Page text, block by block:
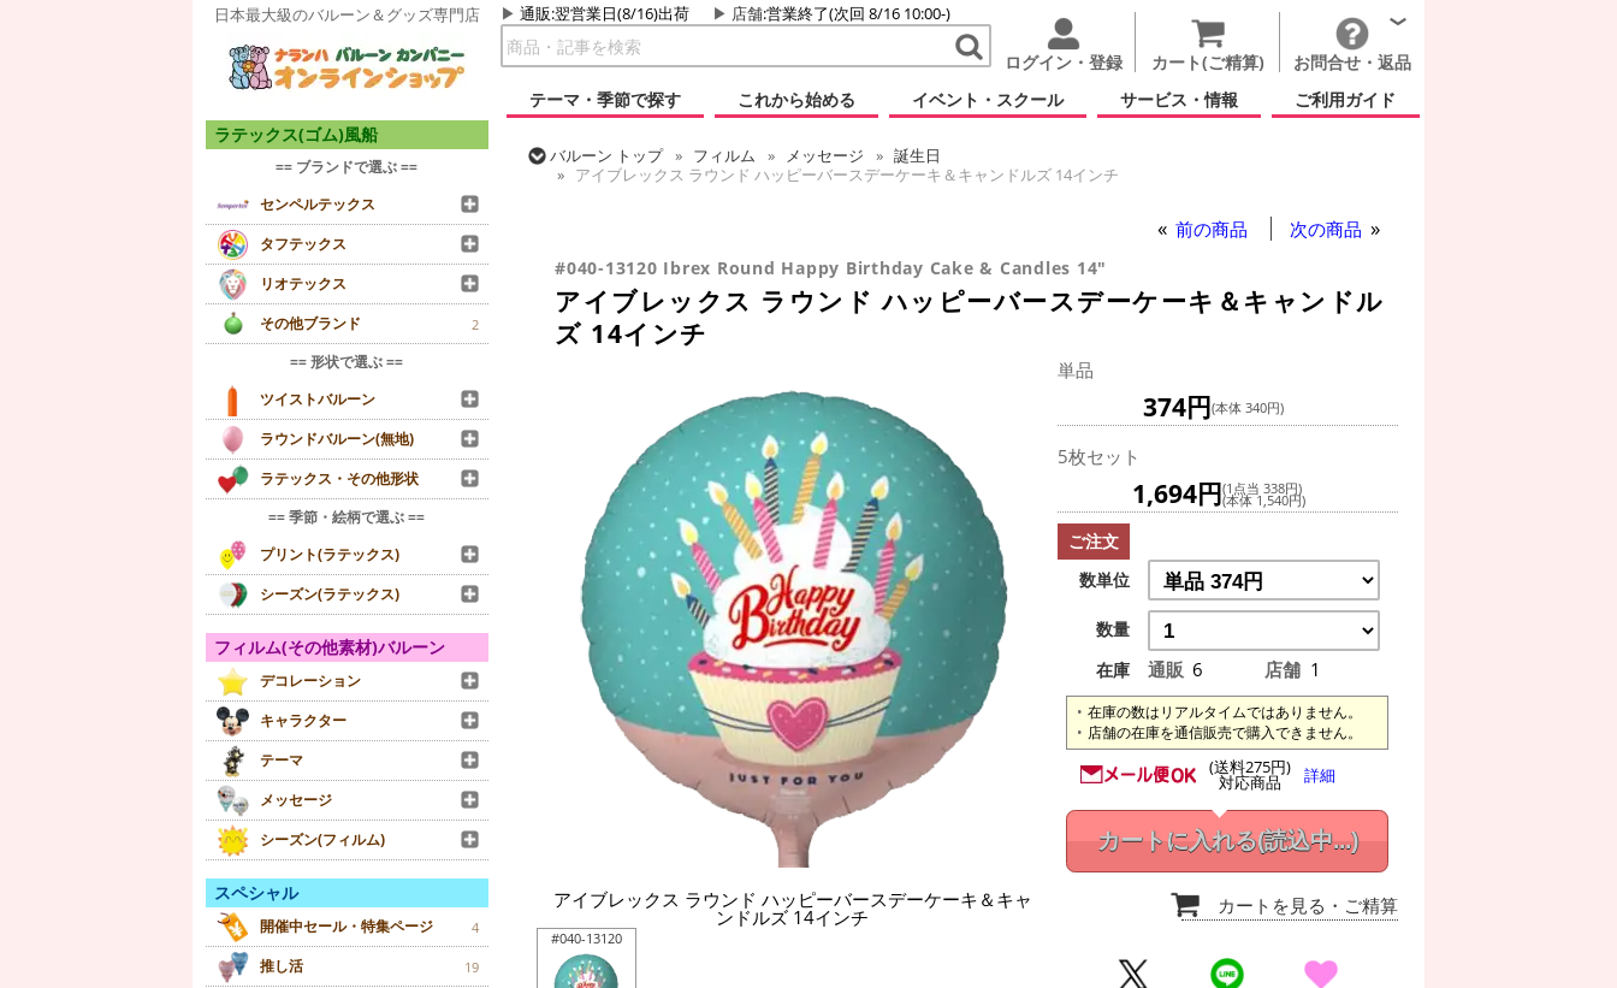
日本最大級のバルーン＆グッズ専門店 通販:翌営業日(8/16)出荷 店舗:営業終了(次回 8/16 10:00-)
ログイン・登録 カート(ご精算)
お問合せ・返品
テーマ・季節で探す
これから始める イベント・スクール サービス・情報 ご利用ガイド
ラテックス(ゴム)風船
== ブランドで選ぶ ==
センペルテックス
タフテックス
リオテックス
その他ブランド
2
== 形状で選ぶ ==
ツイストバルーン
ラウンドバルーン(無地)
ラテックス・その他形状
== 季節・絵柄で選ぶ ==
プリント(ラテックス)
シーズン(ラテックス)
フィルム(その他素材)バルーン
デコレーション
キャラクター
テーマ
メッセージ
シーズン(フィルム)
スペシャル
開催中セール・特集ページ 4
推し活 19
バルーン トップ フィルム メッセージ
誕生日
アイブレックス ラウンド ハッピーバースデーケーキ＆キャンドルズ 14インチ
前の商品 次の商品
#040-13120 Ibrex Round Happy Birthday Cake & Candles 14"
アイブレックス ラウンド ハッピーバースデーケーキ＆キャンドル
ズ 14インチ
アイブレックス ラウンド ハッピーバースデーケーキ＆キャ
ンドルズ 14インチ
#040-13120
単品
374円(本体 340円)
5枚セット
1,694円(1点当 338円)
(本体 1,540円)
ご注文
数単位
数量
在庫
通販 6 店舗 1
在庫の数はリアルタイムではありません。
店舗の在庫を通信販売で購入できません。
(送料275円)
対応商品 詳細
カートに入れる(読込中...)
カートを見る ・ご精算